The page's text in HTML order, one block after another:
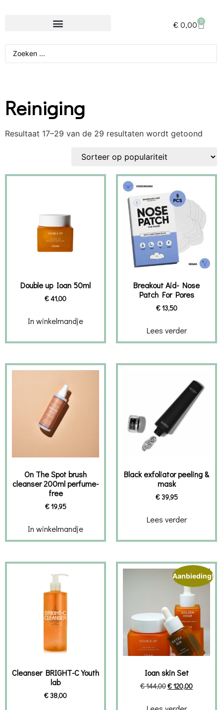
€ 0,00 0
Reiniging
Resultaat 17–29 van de 29 resultaten wordt getoond
Double up Ioan 50ml
€41,00
In winkelmandje
Breakout Aid- Nose
Patch For Pores
€13,50
Lees verder
On The Spot brush
cleanser 200ml perfume-
free
€19,95
In winkelmandje
Black exfoliator peeling &
mask
€39,95
Lees verder
Cleanser BRIGHT-C Youth
lab
€38,00
Aanbieding!
Ioan skin Set
€144,00€120,00